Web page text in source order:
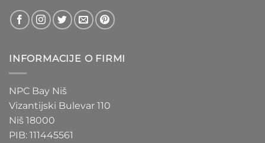
INFORMACIJE O FIRMI
NPC Bay Niš
Vizantijski Bulevar 110
Niš 18000
PIB: 111445561